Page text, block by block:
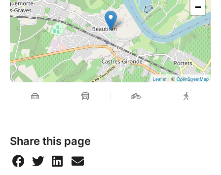
−
Leaflet| ©OpenStreetMap
Share this page